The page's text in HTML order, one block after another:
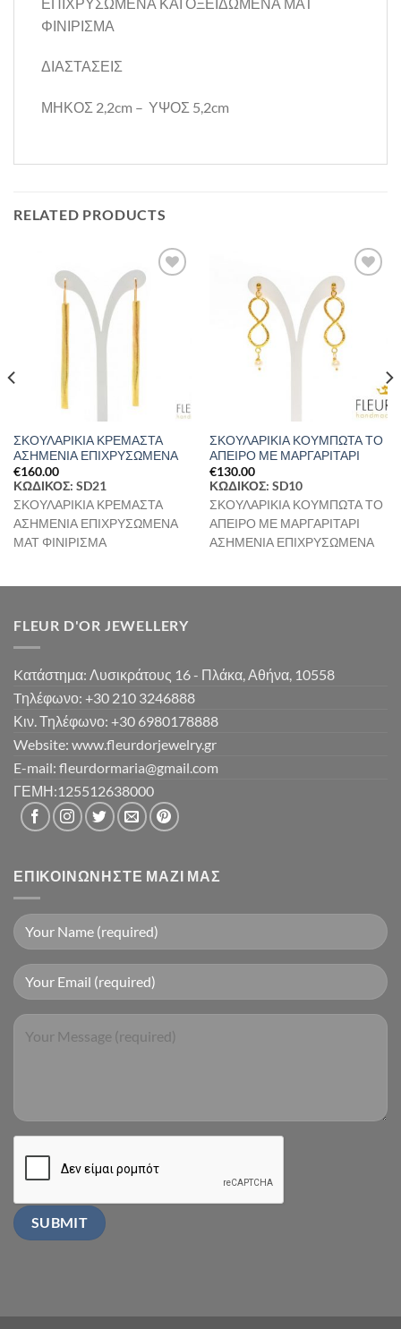
ΦΙΝΙΡΙΣΜΑ
ΔΙΑΣΤΑΣΕΙΣ
ΜΗΚΟΣ 2,2cm – ΥΨΟΣ 5,2cm
RELATED PRODUCTS
Προσθήκη
στη Λίστα
Επιθυμιών
ΣΚΟΥΛΑΡΙΚΙΑ ΚΡΕΜΑΣΤΑ
ΑΣΗΜΕΝΙΑ ΕΠΙΧΡΥΣΩΜΕΝΑ
€160.00
ΚΩΔΙΚΟΣ: SD21
ΣΚΟΥΛΑΡΙΚΙΑ ΚΡΕΜΑΣΤΑ
ΑΣΗΜΕΝΙΑ ΕΠΙΧΡΥΣΩΜΕΝΑ
ΜΑΤ ΦΙΝΙΡΙΣΜΑ
Προσθήκη
στη Λίστα
Επιθυμιών
ΣΚΟΥΛΑΡΙΚΙΑ ΚΟΥΜΠΩΤΑ ΤΟ
ΑΠΕΙΡΟ ΜΕ ΜΑΡΓΑΡΙΤΑΡΙ
€130.00
ΚΩΔΙΚΟΣ: SD10
ΣΚΟΥΛΑΡΙΚΙΑ ΚΟΥΜΠΩΤΑ ΤΟ
ΑΠΕΙΡΟ ΜΕ ΜΑΡΓΑΡΙΤΑΡΙ
ΑΣΗΜΕΝΙΑ ΕΠΙΧΡΥΣΩΜΕΝΑ
FLEUR D'OR JEWELLERY
Kατάστημα: Λυσικράτους 16 - Πλάκα, Αθήνα, 10558
Tηλέφωνο: +30 210 3246888
Κιν. Τηλέφωνο: +30 6980178888
Website: www.fleurdorjewelry.gr
E-mail: fleurdormaria@gmail.com
ΓΕΜΗ:125512638000
ΕΠΙΚΟΙΝΩΝΉΣΤΕ ΜΑΖΊ ΜΑΣ